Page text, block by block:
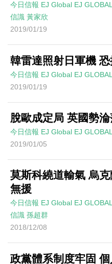
今日信報 EJ Global EJ
信識 黃家欣
2019/01/19
韓雷達照射日軍機
今日信報 EJ Global EJ
2019/01/19
脫歐成定局 英國勢
今日信報 EJ Global EJ
2019/01/05
莫斯科繞道輸氣 烏
無援
今日信報 EJ Global EJ
信識 孫超群
2018/12/08
政黨體系制度牢固